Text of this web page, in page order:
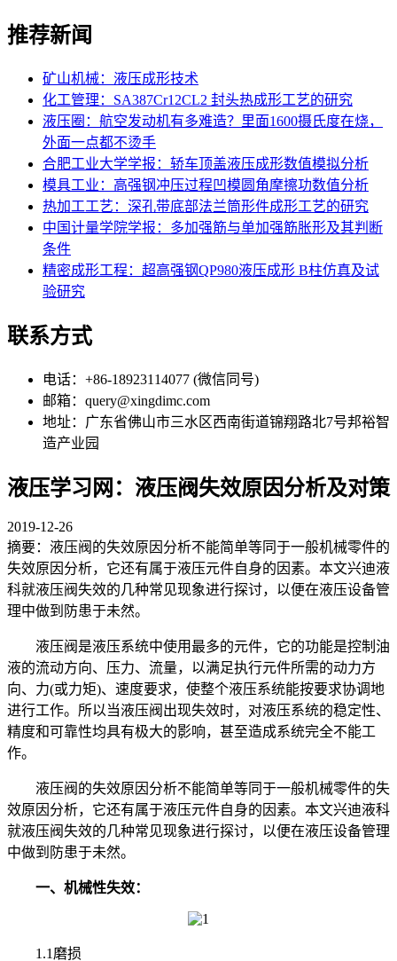
推荐新闻
矿山机械：液压成形技术
化工管理：SA387Cr12CL2 封头热成形工艺的研究
液压圈：航空发动机有多难造？里面1600摄氏度在烧，
外面一点都不烫手
合肥工业大学学报：轿车顶盖液压成形数值模拟分析
模具工业：高强钢冲压过程凹模圆角摩擦功数值分析
热加工工艺：深孔带底部法兰筒形件成形工艺的研究
中国计量学院学报：多加强筋与单加强筋胀形及其判断
条件
精密成形工程：超高强钢QP980液压成形 B柱仿真及试
验研究
联系方式
电话：+86-18923114077 (微信同号)
邮箱：query@xingdimc.com
地址：广东省佛山市三水区西南街道锦翔路北7号邦裕智
造产业园
液压学习网：液压阀失效原因分析及对策
2019-12-26
摘要：液压阀的失效原因分析不能简单等同于一般机械零件的
失效原因分析，它还有属于液压元件自身的因素。本文兴迪液
科就液压阀失效的几种常见现象进行探讨，以便在液压设备管
理中做到防患于未然。
液压阀是液压系统中使用最多的元件，它的功能是控制油
液的流动方向、压力、流量，以满足执行元件所需的动力方
向、力(或力矩)、速度要求，使整个液压系统能按要求协调地
进行工作。所以当液压阀出现失效时，对液压系统的稳定性、
精度和可靠性均具有极大的影响，甚至造成系统完全不能工
作。
液压阀的失效原因分析不能简单等同于一般机械零件的失
效原因分析，它还有属于液压元件自身的因素。本文兴迪液科
就液压阀失效的几种常见现象进行探讨，以便在液压设备管理
中做到防患于未然。
一、机械性失效：
1.1磨损